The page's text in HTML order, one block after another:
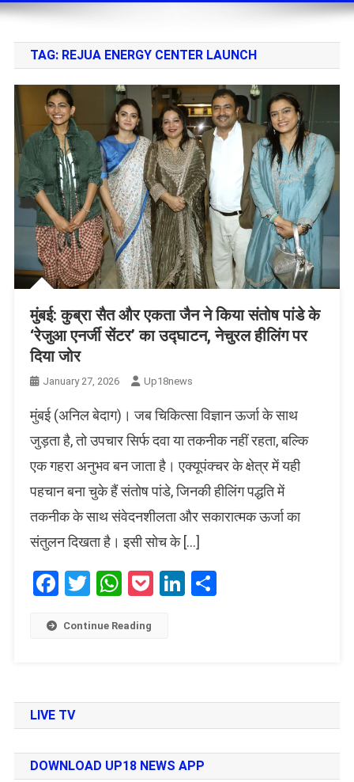
TAG: REJUA ENERGY CENTER LAUNCH
मुंबई: कुब्रा सैत और एकता जैन ने किया संतोष पांडे के
‘रेजुआ एनर्जी सेंटर’ का उद्घाटन, नेचुरल हीलिंग पर
दिया जोर
January 27, 2026 Up18news
मुंबई (अनिल बेदाग)। जब चिकित्सा विज्ञान ऊर्जा के साथ
जुड़ता है, तो उपचार सिर्फ दवा या तकनीक नहीं रहता, बल्कि
एक गहरा अनुभव बन जाता है। एक्यूपंक्चर के क्षेत्र में यही
पहचान बना चुके हैं संतोष पांडे, जिनकी हीलिंग पद्धति में
तकनीक के साथ संवेदनशीलता और सकारात्मक ऊर्जा का
संतुलन दिखता है। इसी सोच के […]
Facebook
Twitter
WhatsApp
PocketLinkedIn
Share
Continue Reading
LIVE TV
DOWNLOAD UP18 NEWS APP